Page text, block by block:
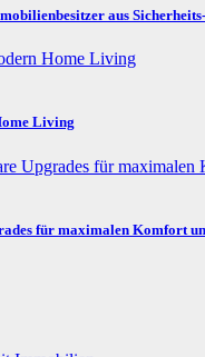
aus
Living
für maximalen Komfort